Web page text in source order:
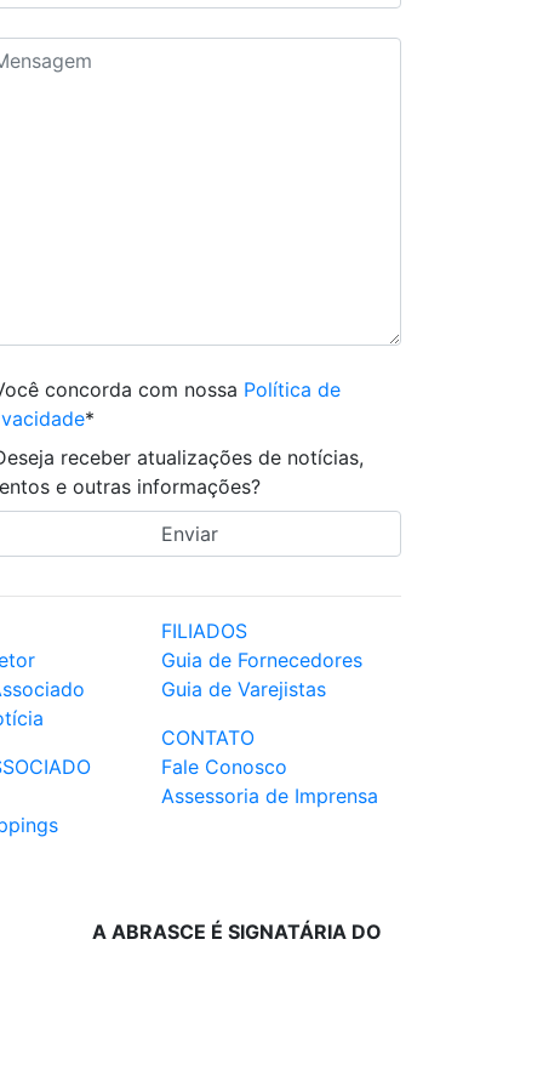
concorda com nossa Política de
*
receber atualizações de notícias,
e outras informações?
FILIADOS
Guia de Fornecedores
Guia de Varejistas
CONTATO
Fale Conosco
Assessoria de Imprensa
A ABRASCE É SIGNATÁRIA DO